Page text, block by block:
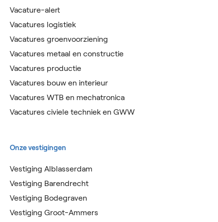
Vacature-alert
Vacatures logistiek
Vacatures groenvoorziening
Vacatures metaal en constructie
Vacatures productie
Vacatures bouw en interieur
Vacatures WTB en mechatronica
Vacatures civiele techniek en GWW
Onze vestigingen
Vestiging Alblasserdam
Vestiging Barendrecht
Vestiging Bodegraven
Vestiging Groot-Ammers